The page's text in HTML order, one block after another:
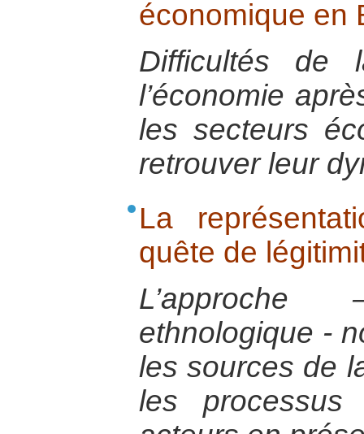
économique en
Difficultés de
l’économie
les secteurs
retrouver leur
La
quête de
ethnologique -
les sources de
les processus